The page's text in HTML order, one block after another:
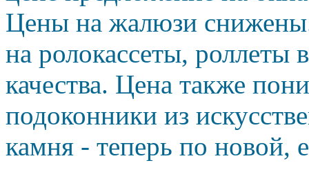
Цены на жалюзи
на ролокассеты, роллеты
качества. Цена также
подоконники из
камня - теперь по новой,